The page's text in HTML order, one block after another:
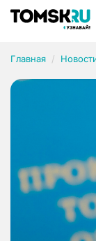
Главная